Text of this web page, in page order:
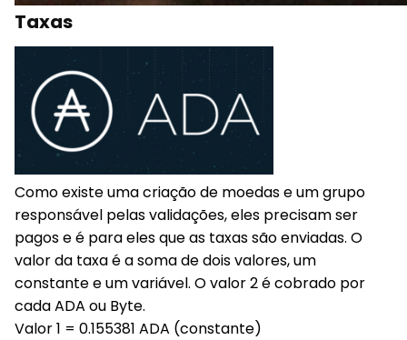
Taxas
Como existe uma criação de moedas e um grupo
responsável pelas validações, eles precisam ser
pagos e é para eles que as taxas são enviadas. O
valor da taxa é a soma de dois valores, um
constante e um variável. O valor 2 é cobrado por
cada ADA ou Byte.
Valor 1 = 0.155381 ADA (constante)